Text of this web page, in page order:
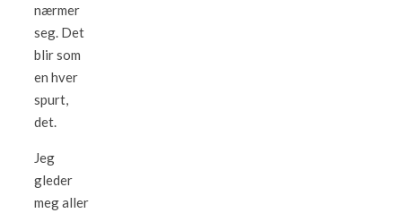
nærmer
seg. Det
blir som
en hver
spurt,
det.
Jeg
gleder
meg aller